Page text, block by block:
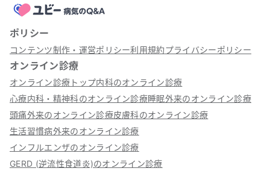
ポリシー
コンテンツ制作・運営ポリシー利用規約プライバシーポリシー
オンライン診療
オンライン診療トップ内科のオンライン診療
心療内科・精神科のオンライン診療睡眠外来のオンライン診療
頭痛外来のオンライン診療皮膚科のオンライン診療
生活習慣病外来のオンライン診療
インフルエンザのオンライン診療
GERD (逆流性食道炎)のオンライン診療